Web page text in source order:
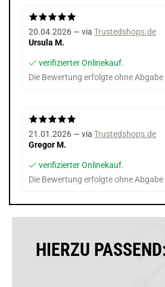
20.04.2026 — via Trustedshops.de
Ursula M.
verifizierter Onlinekauf.
Die Bewertung erfolgte ohne
21.01.2026 — via Trustedshops.de
Gregor M.
verifizierter Onlinekauf.
Die Bewertung erfolgte ohne
HIERZU